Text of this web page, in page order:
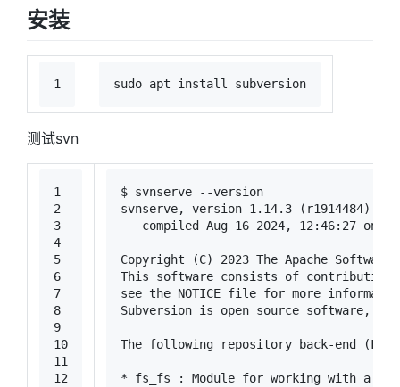
安装
1 sudo apt install subversion
测试svn
1
2
3
4
5
6
7
8
9
10
11
12
$ svnserve --version
svnserve, version 1.14.3 (r1914484)
compiled Aug 16 2024, 12:46:27 on
Copyright (C) 2023 The Apache Software
This software consists of contributions
see the NOTICE file for more
Subversion is open source software,
The following repository back-end (FS)
* fs_fs : Module for working with a